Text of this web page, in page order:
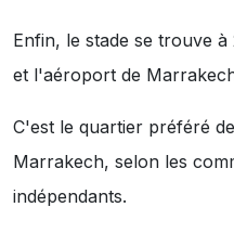
Enfin, le stade se trouve
et l'aéroport de
C'est le quartier préféré
Marrakech, selon les
indépendants.